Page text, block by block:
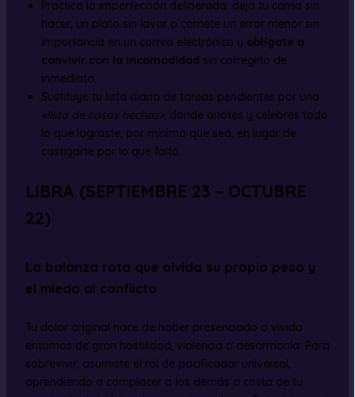
Practica la imperfección deliberada: deja tu cama sin
hacer, un plato sin lavar o comete un error menor sin
importancia en un correo electrónico y oblígate a
convivir con la incomodidad sin corregirlo de
inmediato.
Sustituye tu lista diaria de tareas pendientes por una
«lista de cosas hechas», donde anotes y celebres todo
lo que lograste, por mínimo que sea, en lugar de
castigarte por lo que faltó.
LIBRA (SEPTIEMBRE 23 – OCTUBRE
22)
La balanza rota que olvida su propio peso y
el miedo al conflicto
Tu dolor original nace de haber presenciado o vivido
entornos de gran hostilidad, violencia o desarmonía. Para
sobrevivir, asumiste el rol de pacificador universal,
aprendiendo a complacer a los demás a costa de tu